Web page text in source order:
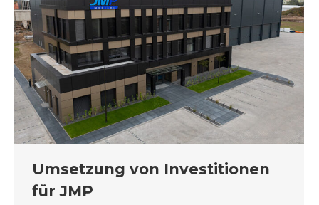
Umsetzung von Investitionen
für JMP